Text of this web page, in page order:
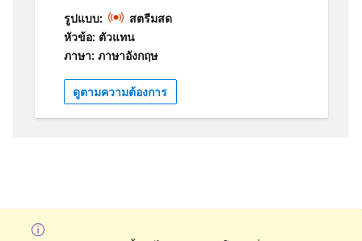
ressources:
https://aka.ms/19JuinAIServicesLearn1
https://ai.azure.com/
agents—Retrieval Agents, Task Agents, and
Autonomous Agents—tailored for a simple
insurance use case. Using Copilot Studio,
you will learn how to implement these
agents to automate processes, improve
efficiency, and enhance user experience in
an insurance context. We'll walk through
รูปแบบ:
สตรีมสด
หัวข้อ: ตัวแทน
ภาษา: ภาษาอังกฤษ
ดูตามความต้องการ